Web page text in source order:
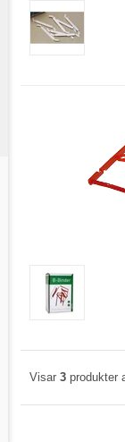
Visar 3 produkter